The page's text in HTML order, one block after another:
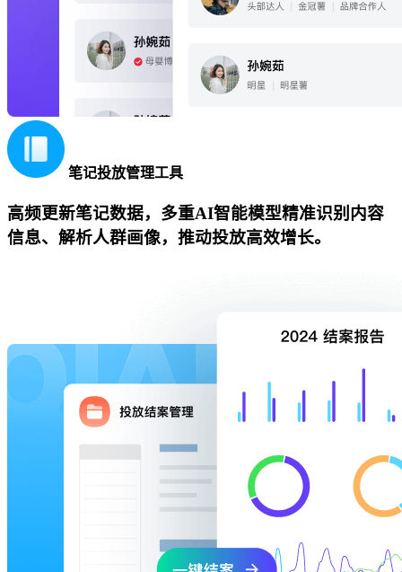
笔记投放管理工具
高频更新笔记数据，多重AI智能模型精准识别内容
信息、解析人群画像，推动投放高效增长。